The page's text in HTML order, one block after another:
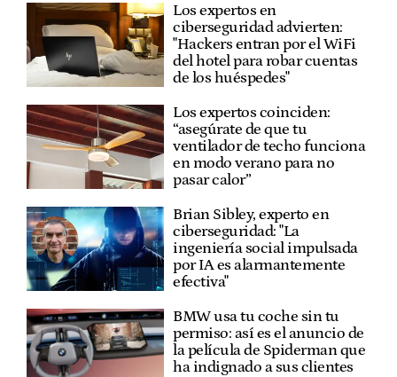
Los expertos en
ciberseguridad advierten:
"Hackers entran por el WiFi
del hotel para robar cuentas
de los huéspedes"
Los expertos coinciden:
“asegúrate de que tu
ventilador de techo funciona
en modo verano para no
pasar calor”
Brian Sibley, experto en
ciberseguridad: "La
ingeniería social impulsada
por IA es alarmantemente
efectiva"
BMW usa tu coche sin tu
permiso: así es el anuncio de
la película de Spiderman que
ha indignado a sus clientes